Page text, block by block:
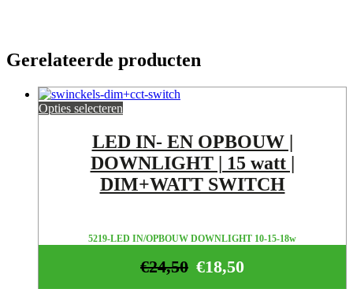
Gerelateerde producten
Opties selecteren
LED IN- EN OPBOUW |
DOWNLIGHT | 15 watt |
DIM+WATT SWITCH
5219-LED IN/OPBOUW DOWNLIGHT 10-15-18w
€18,50
€24,50